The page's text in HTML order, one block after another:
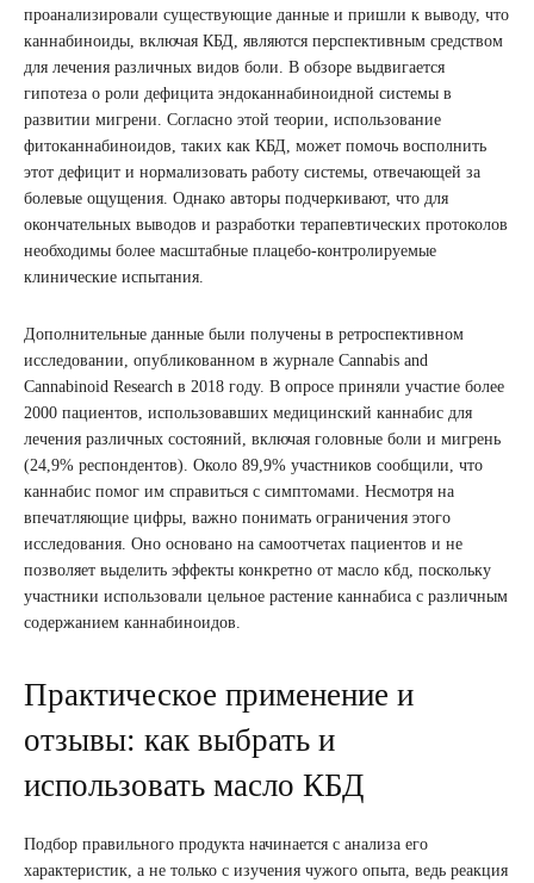
проанализировали существующие данные и пришли к выводу, что
каннабиноиды, включая КБД, являются перспективным средством
для лечения различных видов боли. В обзоре выдвигается
гипотеза о роли дефицита эндоканнабиноидной системы в
развитии мигрени. Согласно этой теории, использование
фитоканнабиноидов, таких как КБД, может помочь восполнить
этот дефицит и нормализовать работу системы, отвечающей за
болевые ощущения. Однако авторы подчеркивают, что для
окончательных выводов и разработки терапевтических протоколов
необходимы более масштабные плацебо-контролируемые
клинические испытания.
Дополнительные данные были получены в ретроспективном
исследовании, опубликованном в журнале Cannabis and
Cannabinoid Research в 2018 году. В опросе приняли участие более
2000 пациентов, использовавших медицинский каннабис для
лечения различных состояний, включая головные боли и мигрень
(24,9% респондентов). Около 89,9% участников сообщили, что
каннабис помог им справиться с симптомами. Несмотря на
впечатляющие цифры, важно понимать ограничения этого
исследования. Оно основано на самоотчетах пациентов и не
позволяет выделить эффекты конкретно от масло кбд, поскольку
участники использовали цельное растение каннабиса с различным
содержанием каннабиноидов.
Практическое применение и
отзывы: как выбрать и
использовать масло КБД
Подбор правильного продукта начинается с анализа его
характеристик, а не только с изучения чужого опыта, ведь реакция